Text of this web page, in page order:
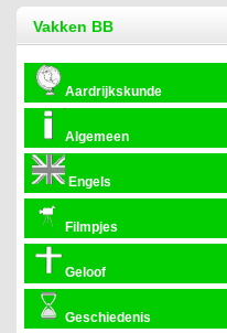
Vakken BB
Aardrijkskunde
Algemeen
Engels
Filmpjes
Geloof
Geschiedenis